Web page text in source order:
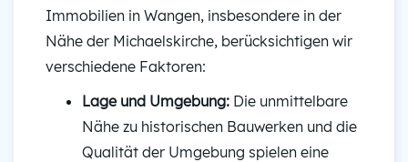
Immobilien in Wangen, insbesondere in der
Nähe der Michaelskirche, berücksichtigen wir
verschiedene Faktoren:
Lage und Umgebung: Die unmittelbare
Nähe zu historischen Bauwerken und die
Qualität der Umgebung spielen eine